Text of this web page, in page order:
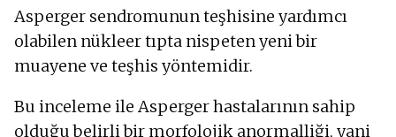
Asperger sendromunun teşhisine yardımcı
olabilen nükleer tıpta nispeten yeni bir
muayene ve teşhis yöntemidir.
Bu inceleme ile Asperger hastalarının sahip
olduğu belirli bir morfolojik anormalliği, yani